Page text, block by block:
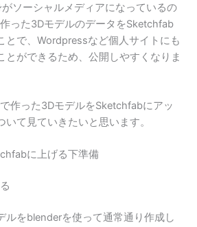
ソーシャルメディアになっているの
った3DモデルのデータをSketchfab
とで、Wordpressなど個人サイトにも
とができるため、公開しやすくなりま
作った3DモデルをSketchfabにアッ
て見ていきたいと思います。
に上げる下準備
ルをblenderを使って通常通り作成し